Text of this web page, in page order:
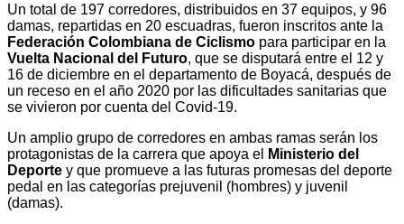
Un total de 197 corredores, distribuidos en 37 equipos, y 96
damas, repartidas en 20 escuadras, fueron inscritos ante la
Federación Colombiana de Ciclismo para participar en la
Vuelta Nacional del Futuro, que se disputará entre el 12 y
16 de diciembre en el departamento de Boyacá, después de
un receso en el año 2020 por las dificultades sanitarias que
se vivieron por cuenta del Covid-19.
Un amplio grupo de corredores en ambas ramas serán los
protagonistas de la carrera que apoya el
Ministerio del
Deporte y que promueve a las futuras promesas del deporte
pedal en las categorías prejuvenil (hombres) y juvenil
(damas).